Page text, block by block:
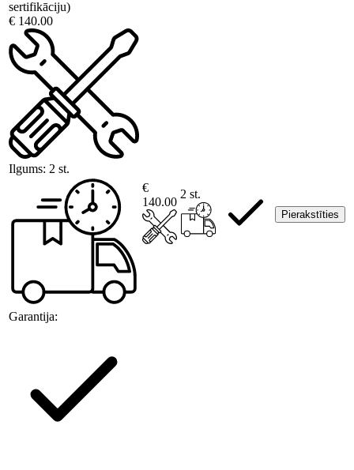
sertifikāciju)
€ 140.00
Ilgums: 2 st.
Garantija:
€
140.00
2 st.
Pierakstīties